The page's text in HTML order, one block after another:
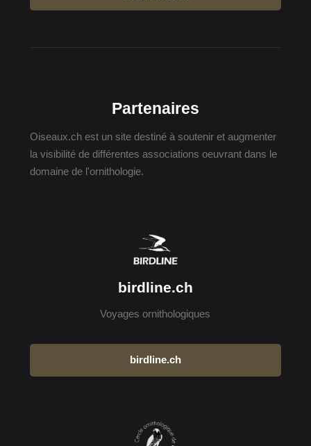
Partenaires
Oiseaux.ch est un site destiné à soutenir et augmenter
la visibilité de différentes associations oeuvrant dans le
domaine de l'ornithologie.
birdline.ch
Voyages ornithologiques
birdline.ch